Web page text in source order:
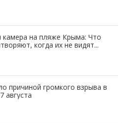
камера на пляже Крыма: Что
когда их не видят...
причиной громкого взрыва в
августа